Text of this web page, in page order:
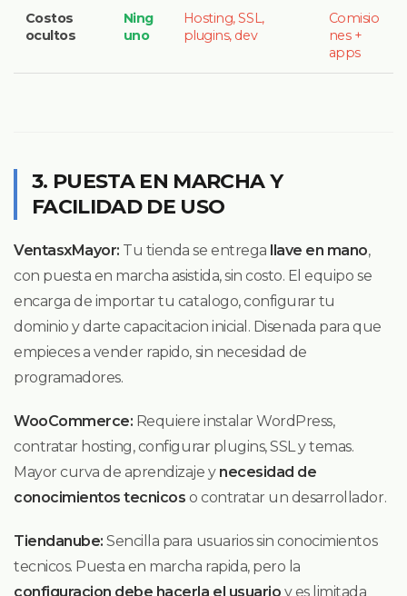
Costos
ocultos
Ning
uno
Hosting, SSL,
plugins, dev
Comisio
nes +
apps
3. PUESTA EN MARCHA Y
FACILIDAD DE USO
VentasxMayor: Tu tienda se entrega llave en mano,
con puesta en marcha asistida, sin costo. El equipo se
encarga de importar tu catalogo, configurar tu
dominio y darte capacitacion inicial. Disenada para que
empieces a vender rapido, sin necesidad de
programadores.
WooCommerce: Requiere instalar WordPress,
contratar hosting, configurar plugins, SSL y temas.
Mayor curva de aprendizaje y necesidad de
conocimientos tecnicos o contratar un desarrollador.
Tiendanube: Sencilla para usuarios sin conocimientos
tecnicos. Puesta en marcha rapida, pero la
configuracion debe hacerla el usuario y es limitada